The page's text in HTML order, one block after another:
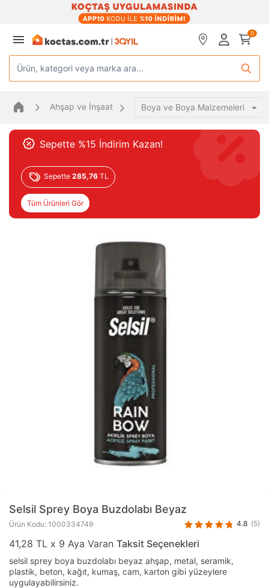
0
Ürün, kategori veya marka ara...
Ahşap ve İnşaat Boya ve Boya Malzemeleri
Sepette %15 İndirim Kazan!
Sepette 285,76 TL
Tüm Ürünleri Gör
Selsil Sprey Boya Buzdolabı Beyaz
Ürün Kodu: 1000334749 4.8 (5)
41,28 TL x 9 Aya Varan Taksit Seçenekleri
selsil sprey boya buzdolabı beyaz ahşap, metal, seramik,
plastik, beton, kağıt, kumaş, cam, karton gibi yüzeylere
uygulayabilirsiniz.